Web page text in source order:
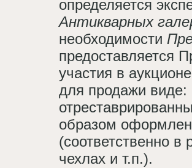
определяется
Антикварных
необходимости
предоставляется
участия в
для продажи виде:
образом
(соответственно в
чехлах и т.п.).